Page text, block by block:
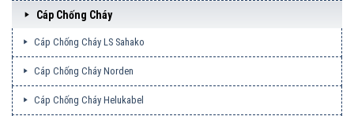
Cáp Chống Cháy
Cáp Chống Cháy LS Sahako
Cáp Chống Cháy Norden
Cáp Chống Cháy Helukabel